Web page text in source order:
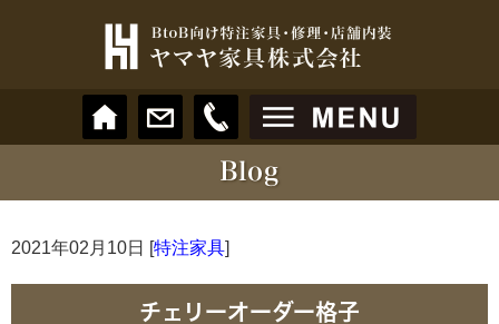
2021年02月10日 [特注家具]
チェリーオーダー格子